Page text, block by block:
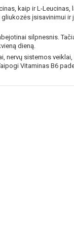
kaip ir L-Leucinas,
įsisavinimui
silpnesnis.
dieną.
nervų sistemos
Vitaminas B6
pasiūlymų!
Amix, Bigman,
Maxxwin, Power
nuolaida netaikoma,